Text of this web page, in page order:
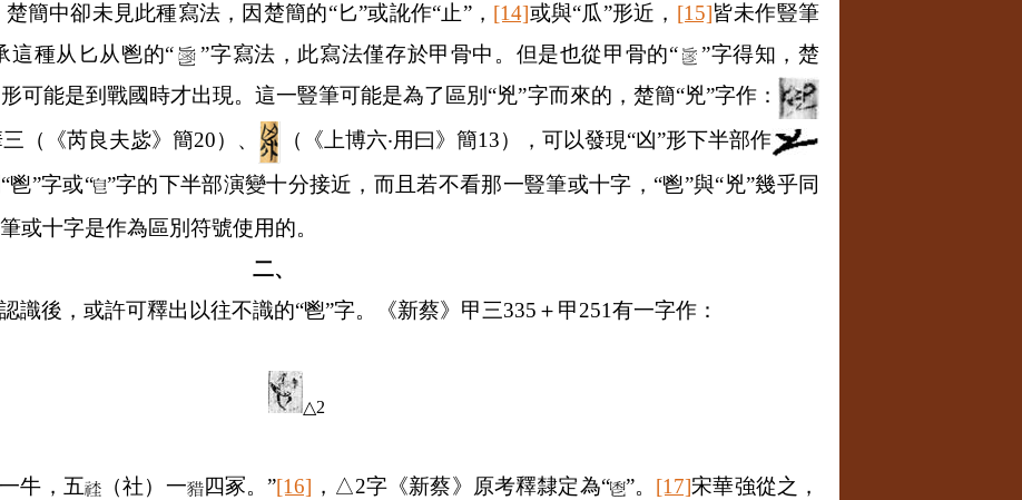
楚簡中卻未見此種寫法，因楚簡的“匕”或訛作“止”， [14]或與“瓜”形近， [15]皆未作豎筆
這種从匕从鬯的“
”字寫法，此寫法僅存於甲骨中。但是也從甲骨的“
”字得知，楚
可能是到戰國時才出現。這一豎筆可能是為了區別“兇”字而來的，楚簡“兇”字作：
（《芮良夫毖》簡20）、 （《上博六‧用曰》簡13），可以發現“凶”形下半部作
鬯”字或“ ”字的下半部演變十分接近，而且若不看那一豎筆或十字，“鬯”與“兇”幾乎同
或十字是作為區別符號使用的。
二、
識後，或許可釋出以往不識的“鬯”字。《新蔡》甲三335 ＋甲251有一字作：
△2
牛，五 （社）一 四冢。”[16] ，△2字《新蔡》原考釋隸定為“ ”。 [17]宋華強從之，